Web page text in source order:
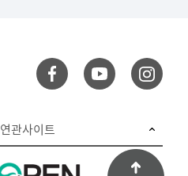
연관사이트